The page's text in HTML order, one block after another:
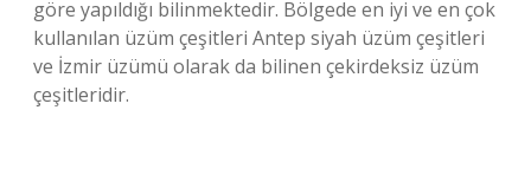
göre yapıldığı bilinmektedir. Bölgede en iyi ve en çok
kullanılan üzüm çeşitleri Antep siyah üzüm çeşitleri
ve İzmir üzümü olarak da bilinen çekirdeksiz üzüm
çeşitleridir.